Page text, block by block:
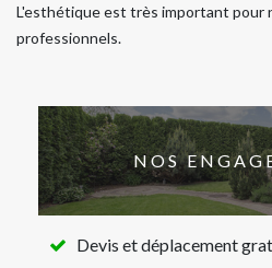
L'esthétique est très important pour
professionnels.
NOS
Devis et déplacement